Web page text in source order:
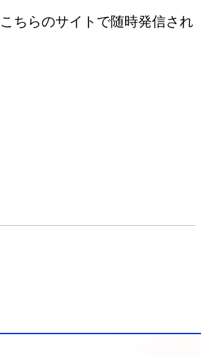
ちらのサイトで随時発信され